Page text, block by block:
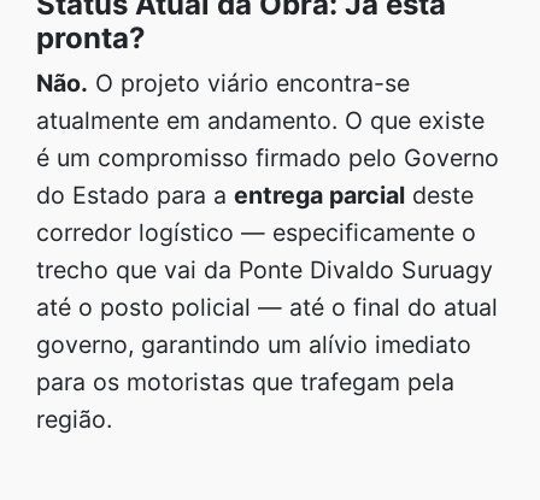
pronta?
Não. O projeto viário encontra-se
atualmente em andamento. O que existe
é um compromisso firmado pelo Governo
do Estado para a entrega parcial deste
corredor logístico — especificamente o
trecho que vai da Ponte Divaldo Suruagy
até o posto policial — até o final do atual
governo, garantindo um alívio imediato
para os motoristas que trafegam pela
região.